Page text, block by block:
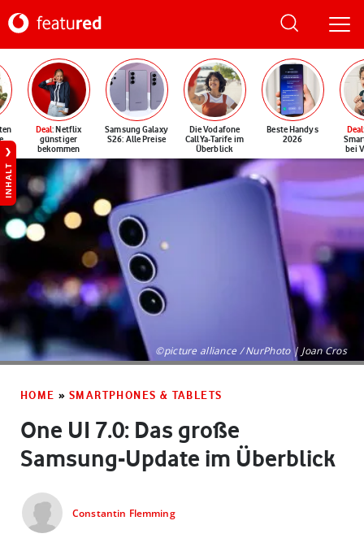
Deal: Netflix
günstiger
bekommen
Samsung Galaxy
S26: Alle Preise
Die Vodafone
CallYa-Tarife im
Überblick
Beste Handys
2026
Deal
bei
INHALT
©picture alliance / NurPhoto | Joan Cros
HOME » SMARTPHONES & TABLETS
One UI 7.0: Das große
Samsung-Update im Überblick
Constantin Flemming